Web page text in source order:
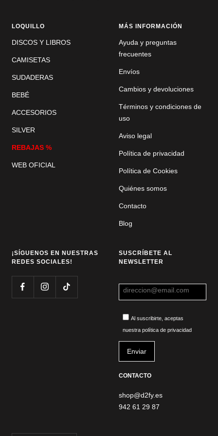
LOQUILLO
DISCOS Y LIBROS
CAMISETAS
SUDADERAS
BEBÉ
ACCESORIOS
SILVER
REBAJAS %
WEB OFICIAL
MÁS INFORMACIÓN
Ayuda y preguntas
frecuentes
Envíos
Cambios y devoluciones
Términos y condiciones de
uso
Aviso legal
Política de privacidad
Política de Cookies
Quiénes somos
Contacto
Blog
¡SÍGUENOS EN NUESTRAS
REDES SOCIALES!
SUSCRÍBETE AL
NEWSLETTER
Al suscribirte, aceptas
nuestra política de privacidad
CONTACTO
shop@d2fy.es
942 61 29 87